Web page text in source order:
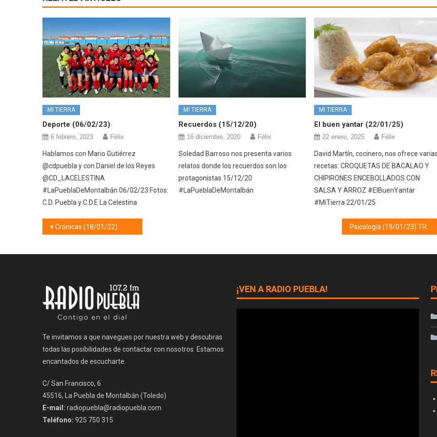
MI TIERRA
Deporte (06/02/23)
6 febrero, 2023 Félix
Hablamos con Mario Gutiérrez
@cdpuebla y con Daniel de los Reyes
@CD_LACELESTINA
#LaPueblaDeMontalbán 06/02/23 Fotos:
C.D. Puebla y C.D.E La Celestina
MI TIERRA
Recuerdos (15/12/20)
16 diciembre, 2020 Félix
Soledad Barroso nos presenta varios
relatos donde los recuerdos son los
protagonistas 15/12/20
#LaPueblaDeMontalbán
MI TIERRA
El buen yantar (22/01/25)
22 enero, 2025 Félix
David Martín, cocinero, nos ofrece
recetas: CROQUETAS DE BACALAO Y
CHIPIRONES ENCEBOLLADOS CON
SALSA Y ARROZ #ElBuenYantar
#MiTierra 22/01/25
Navegación
Crónicas (18/01/22)
Te invitamos a que navegues por nuestra web y descubras
todas las posibilidades de contactar con nosotros. Estamos
encantados de escucharte.
C/ San Francisco, 6
45516, La Puebla de Montalbán (Toledo)
E-mail: radiopuebla@radiopuebla.com
Teléfono: 925 750 315
¡VEN A RADIO PUEBLA!